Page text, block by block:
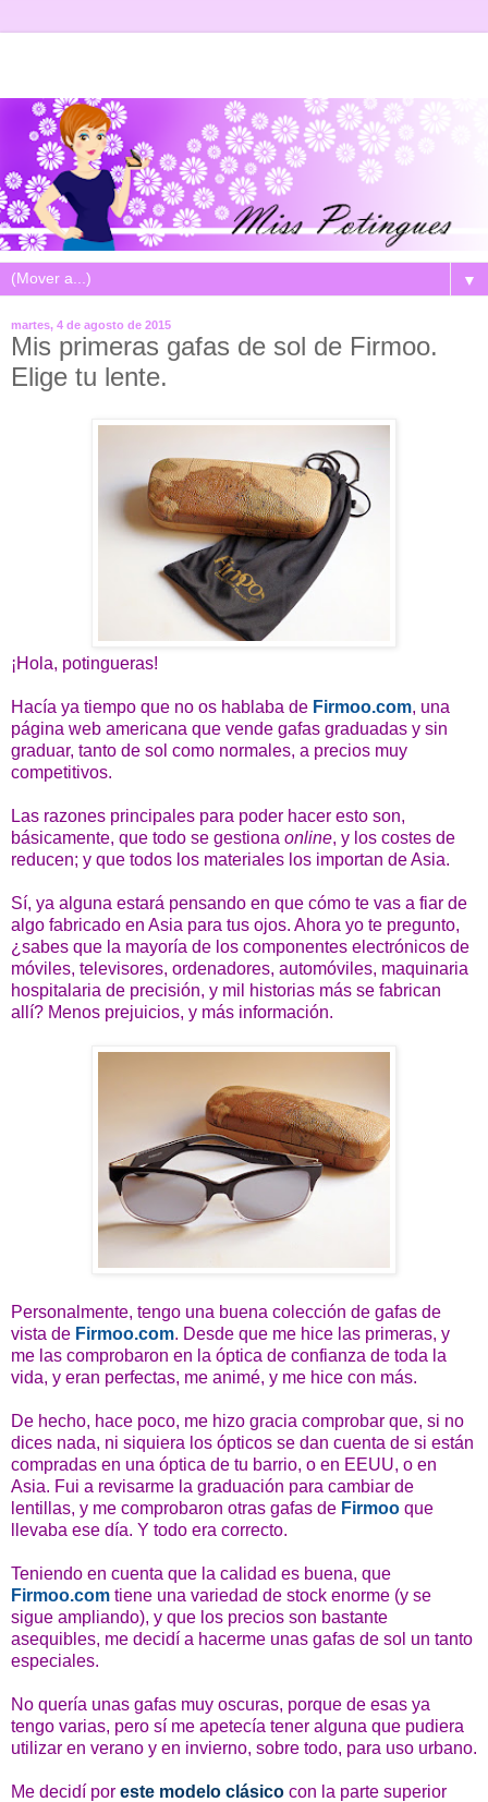
▼
martes, 4 de agosto de 2015
Mis primeras gafas de sol de Firmoo.
Elige tu lente.
¡Hola, potingueras!
Hacía ya tiempo que no os hablaba de Firmoo.com, una
página web americana que vende gafas graduadas y sin
graduar, tanto de sol como normales, a precios muy
competitivos.
Las razones principales para poder hacer esto son,
básicamente, que todo se gestiona online, y los costes de
reducen; y que todos los materiales los importan de Asia.
Sí, ya alguna estará pensando en que cómo te vas a fiar de
algo fabricado en Asia para tus ojos. Ahora yo te pregunto,
¿sabes que la mayoría de los componentes electrónicos de
móviles, televisores, ordenadores, automóviles, maquinaria
hospitalaria de precisión, y mil historias más se fabrican
allí? Menos prejuicios, y más información.
Personalmente, tengo una buena colección de gafas de
vista de Firmoo.com. Desde que me hice las primeras, y
me las comprobaron en la óptica de confianza de toda la
vida, y eran perfectas, me animé, y me hice con más.
De hecho, hace poco, me hizo gracia comprobar que, si no
dices nada, ni siquiera los ópticos se dan cuenta de si están
compradas en una óptica de tu barrio, o en EEUU, o en
Asia. Fui a revisarme la graduación para cambiar de
lentillas, y me comprobaron otras gafas de Firmoo que
llevaba ese día. Y todo era correcto.
Teniendo en cuenta que la calidad es buena, que
Firmoo.com tiene una variedad de stock enorme (y se
sigue ampliando), y que los precios son bastante
asequibles, me decidí a hacerme unas gafas de sol un tanto
especiales.
No quería unas gafas muy oscuras, porque de esas ya
tengo varias, pero sí me apetecía tener alguna que pudiera
utilizar en verano y en invierno, sobre todo, para uso urbano.
Me decidí por este modelo clásico con la parte superior